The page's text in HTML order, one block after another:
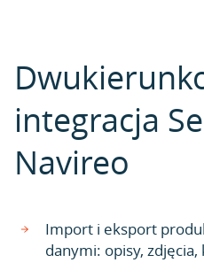
integracja
Navireo
Import i eksport
danymi: opisy, zdjęcia,